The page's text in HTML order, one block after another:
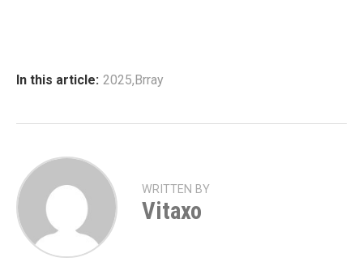
In this article: 2025,Brray
WRITTEN BY
Vitaxo